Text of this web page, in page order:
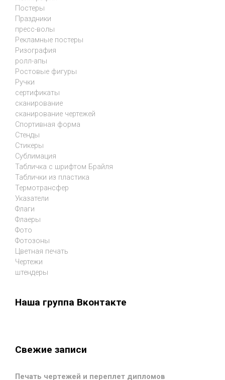
Постеры
Праздники
пресс-волы
Рекламные постеры
Ризография
ролл-апы
Ростовые фигуры
Ручки
сертификаты
сканирование
сканирование чертежей
Спортивная форма
Стенды
Стикеры
Сублимация
Табличка с шрифтом Брайля
Таблички из пластика
Термотрансфер
Указатели
Флаги
Флаеры
Фото
Фотозоны
Цветная печать
Чертежи
штендеры
Наша группа Вконтакте
Свежие записи
Печать чертежей и переплет дипломов